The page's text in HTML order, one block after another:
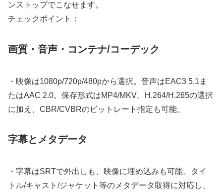
ンストップでこなせます。
チェックポイント：
画質・音声・コンテナ/コーデック
・映像は1080p/720p/480pから選択。音声はEAC3 5.1 ま
たはAAC 2.0。保存形式はMP4/MKV。 H.264/H.265の選択
に加え、 CBR/CVBRのビットレート指定も可能。
字幕とメタデータ
・字幕はSRTで外出しも、映像に埋め込み も可能。
タイ
トル/キャスト/ジャケット 等の メタデータ取得に対応し、